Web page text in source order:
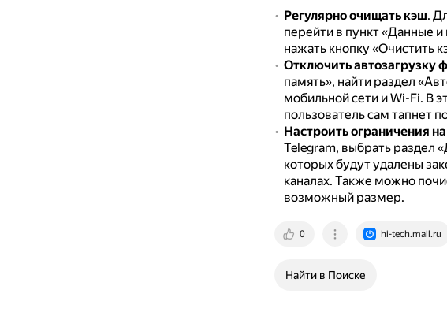
Регулярно очищать кэш.
перейти в пункт «Данные
нажать кнопку «Очистить
Отключить автозагрузку
память», найти раздел
мобильной сети и Wi-Fi. В
пользователь сам тапнет
Настроить ограничения
Telegram, выбрать раздел
которых будут удалены
каналах. Также можно
возможный размер.
0 hi-tech.mail.ru
Найти в Поиске